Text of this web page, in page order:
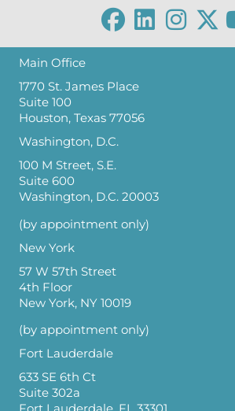
Main Office
1770 St. James Place
Suite 100
Houston, Texas 77056
Washington, D.C.
100 M Street, S.E.
Suite 600
Washington, D.C. 20003
(by appointment only)
New York
57 W 57th Street
4th Floor
New York, NY 10019
(by appointment only)
Fort Lauderdale
633 SE 6th Ct
Suite 302a